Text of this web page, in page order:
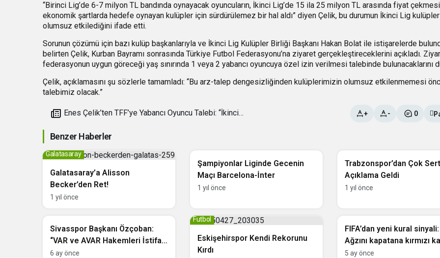
“Birinci Lig’de 6-7 milyon TL bandında oynayacak oyuncuların, İkinci Lig’de 15 ila 25 milyon TL arasında fiyat
ekonomik şartlarda hedefe oynayan kulüpler için sürdürülemez bir hal aldı” diyen Çelik, bu durumun İkinci Lig
olumsuz etkilediğini ifade etti.
Sorunun çözümü için bazı kulüp başkanlarıyla ve İkinci Lig Kulüpler Birliği Başkanı Hakan Bolat ile istişarelerde
belirten Çelik, Kurban Bayramı sonrasında Türkiye Futbol Federasyonu’na ziyaret gerçekleştireceklerini açıkladı.
federasyonun uygun göreceği yaş sınırında 1 veya 2 yabancı oyuncuya özel izin verilmesi talebinde bulunacaklarını
Çelik, açıklamasını şu sözlerle tamamladı: “Bu arz-talep dengesizliğinden kulüplerimizin olumsuz etkilenmemesi
talebimiz olacak.”
+ - 0
Benzer Haberler
Galatasaray’a Alisson
Becker’den Ret!
Galatasaray
1 yıl önce
Şampiyonlar Liginde Gecenin
Maçı Barcelona-İnter
1 yıl önce
Trabzonspor’dan Çok
Açıklama Geldi
1 yıl önce
Sivasspor Başkanı Özçoban:
“VAR ve AVAR Hakemleri İstifa
Etti”
6 ay önce
Eskişehirspor Kendi Rekorunu
Kırdı
Futbol
FIFA’dan yeni kural sinyali:
Ağzını kapatana kırmızı
5 ay önce